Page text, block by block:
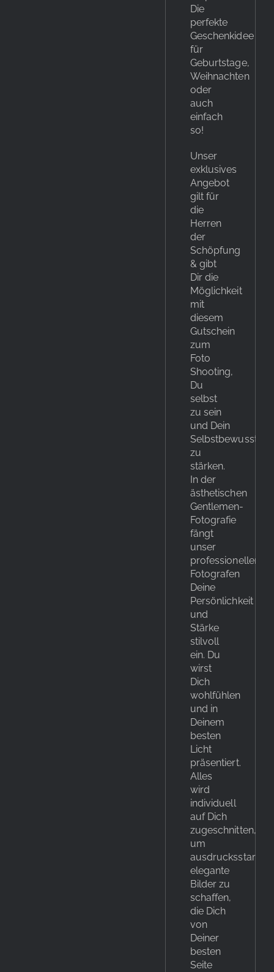
Die
perfekte
Geschenkidee
für
Geburtstage,
Weihnachten
oder
auch
einfach
so!
Unser
exklusives
Angebot
gilt für
die
Herren
der
Schöpfung
& gibt
Dir die
Möglichkeit
mit
diesem
Gutschein
zum
Foto
Shooting,
Du
selbst
zu sein
und Dein
zu
stärken.
In der
ästhetischen
Gentlemen-
Fotografie
fängt
unser
professionellen
Fotografen
Deine
Persönlichkeit
und
Stärke
stilvoll
ein. Du
wirst
Dich
wohlfühlen
und in
Deinem
besten
Licht
präsentiert.
Alles
wird
individuell
auf Dich
zugeschnitten,
um
ausdrucksstarke,
elegante
Bilder zu
schaffen,
die Dich
von
Deiner
besten
Seite